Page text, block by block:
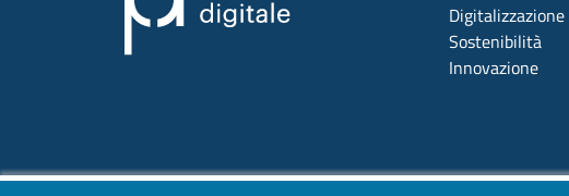
Digitalizzazione
Sostenibilità
Innovazione